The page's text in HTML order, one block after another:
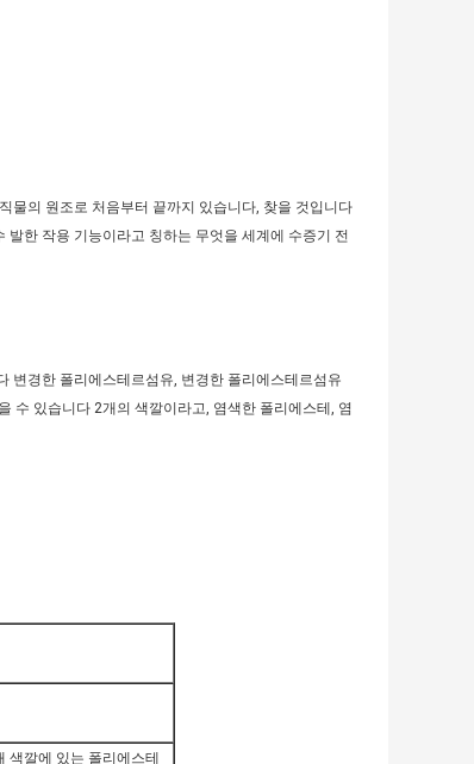
물의 원조로 처음부터 끝까지 있습니다, 찾을 것입니다
한 작용 기능이라고 칭하는 무엇을 세계에 수증기 전
변경한 폴리에스테르섬유, 변경한 폴리에스테르섬유
수 있습니다 2개의 색깔이라고, 염색한 폴리에스테, 염
색깔에 있는 폴리에스테